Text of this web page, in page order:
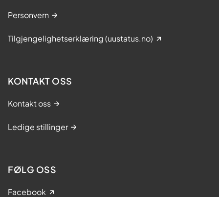
Personvern
Tilgjengelighetserklæring (uustatus.no)
KONTAKT OSS
Kontakt oss
Ledige stillinger
FØLG OSS
Facebook